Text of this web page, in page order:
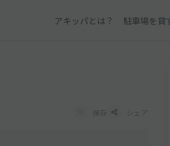
アキッパとは？ 駐車場を貸
保存 シェア